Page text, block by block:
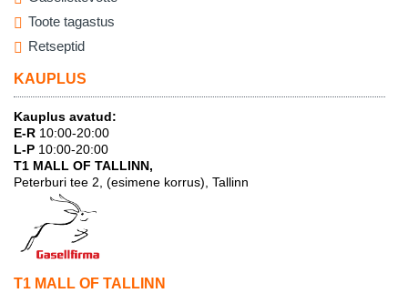
Toote tagastus
Retseptid
KAUPLUS
Kauplus avatud:
E-R 10:00-20:00
L-P 10:00-20:00
T1 MALL OF TALLINN,
Peterburi tee 2, (esimene korrus), Tallinn
T1 MALL OF TALLINN